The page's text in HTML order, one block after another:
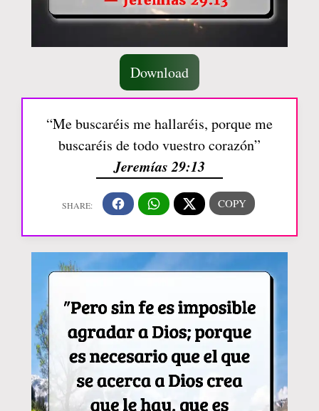
Download
“Me buscaréis me hallaréis, porque me
buscaréis de todo vuestro corazón”
Jeremías 29:13